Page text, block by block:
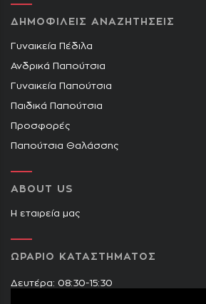
ΔΗΜΟΦΙΛΕΙΣ ΑΝΑΖΗΤΗΣΕΙΣ
Γυναικεία Πέδιλα
Ανδρικά Παπούτσια
Γυναικεία Παπούτσια
Παιδικά Παπούτσια
Προσφορές
Παπούτσια Θαλάσσης
ABOUT US
Η εταιρεία μας
ΩΡΑΡΙΟ ΚΑΤΑΣΤΗΜΑΤΟΣ
Δευτέρα: 08:30-15:30